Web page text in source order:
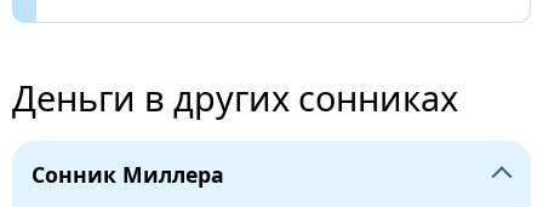
Деньги в других сонниках
Сонник Миллера